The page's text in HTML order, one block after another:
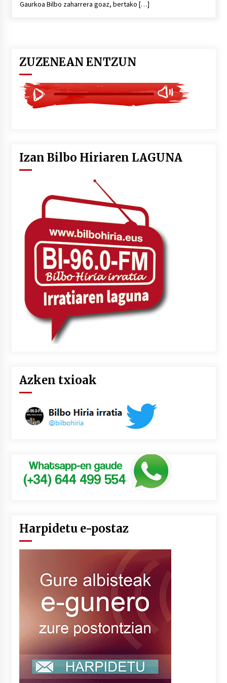
da
2026/07/07
2026/07/03
SOINUGELA: Paul McCartney eta Ringo Starr-en
lan berriak
2026/07/03
MUSIBLA #297: Bide, Boards Of Canada, Somak,
Tiga, Twisted Teens, Underscores, Habia
2026/07/02
Gaurkoa Bilbo zaharrera goaz, bertako […]
ZUZENEAN ENTZUN
Izan Bilbo Hiriaren LAGUNA
Azken txioak
Harpidetu e-postaz